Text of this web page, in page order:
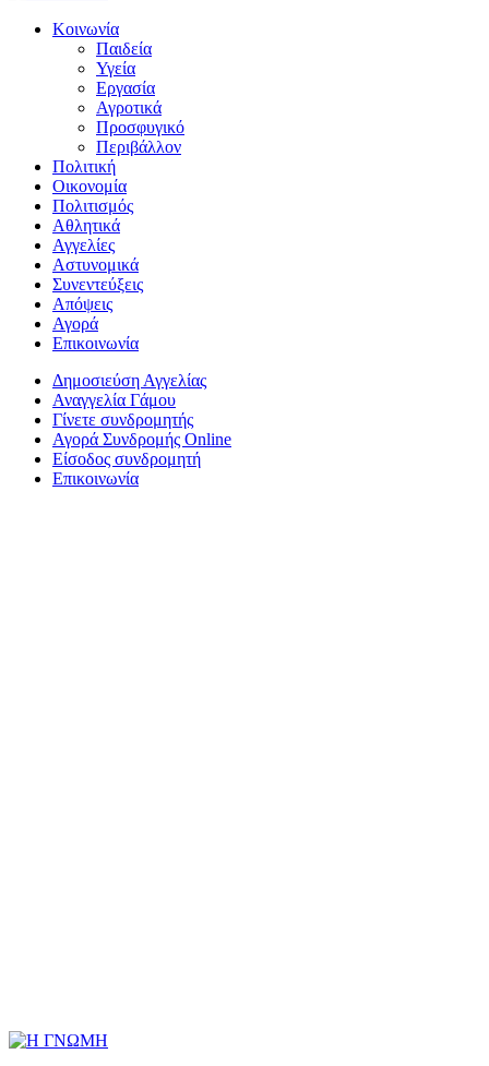
Κοινωνία
Παιδεία
Υγεία
Εργασία
Αγροτικά
Προσφυγικό
Περιβάλλον
Πολιτική
Οικονομία
Πολιτισμός
Αθλητικά
Αγγελίες
Αστυνομικά
Συνεντεύξεις
Απόψεις
Αγορά
Επικοινωνία
Δημοσιεύση Αγγελίας
Αναγγελία Γάμου
Γίνετε συνδρομητής
Αγορά Συνδρομής Online
Είσοδος συνδρομητή
Επικοινωνία